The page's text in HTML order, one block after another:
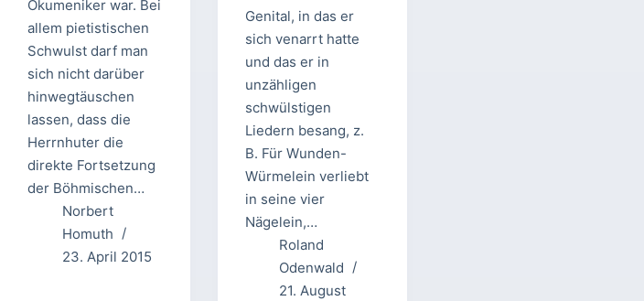
Ökumeniker war. Bei
allem pietistischen
Schwulst darf man
sich nicht darüber
hinwegtäuschen
lassen, dass die
Herrnhuter die
direkte Fortsetzung
der Böhmischen…
Norbert
Homuth
23. April 2015
Genital, in das er
sich venarrt hatte
und das er in
unzähligen
schwülstigen
Liedern besang, z.
B. Für Wunden-
Würmelein verliebt
in seine vier
Nägelein,…
Roland
Odenwald
21. August